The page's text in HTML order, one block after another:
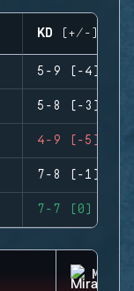
KD (+/-)
5-9 (-4)
5-8 (-3)
4-9 (-5)
7-8 (-1)
7-7 (0)
MIRA